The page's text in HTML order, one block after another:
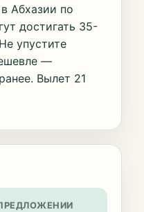
Абхазии по
достигать 35-
упустите
—
Вылет 21